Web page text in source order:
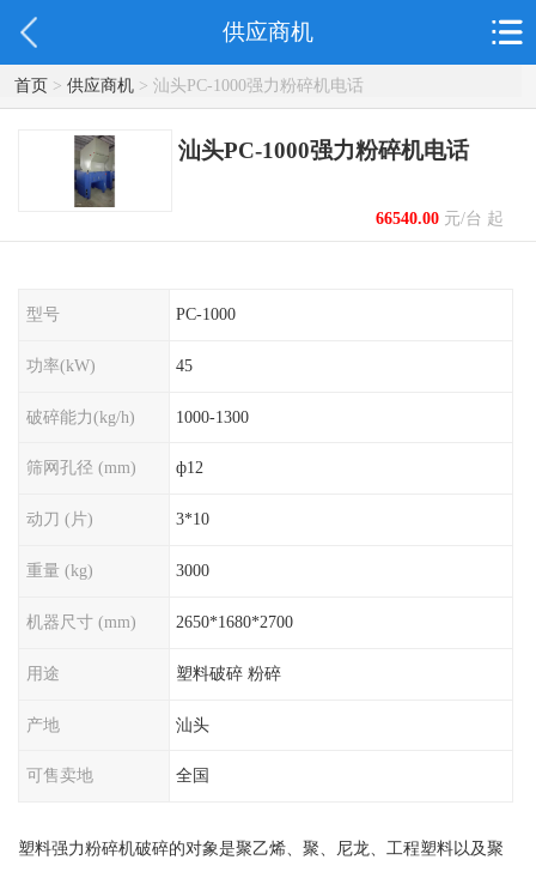
供应商机
首页> 供应商机> 汕头PC-1000强力粉碎机电话
汕头PC-1000强力粉碎机电话
66540.00元/台 起
型号 PC-1000
功率(kW) 45
破碎能力(kg/h) 1000-1300
筛网孔径 (mm) ф12
动刀 (片) 3*10
重量 (kg) 3000
机器尺寸 (mm) 2650*1680*2700
用途 塑料破碎 粉碎
产地 汕头
可售卖地 全国
塑料强力粉碎机破碎的对象是聚乙烯、聚、尼龙、工程塑料以及聚